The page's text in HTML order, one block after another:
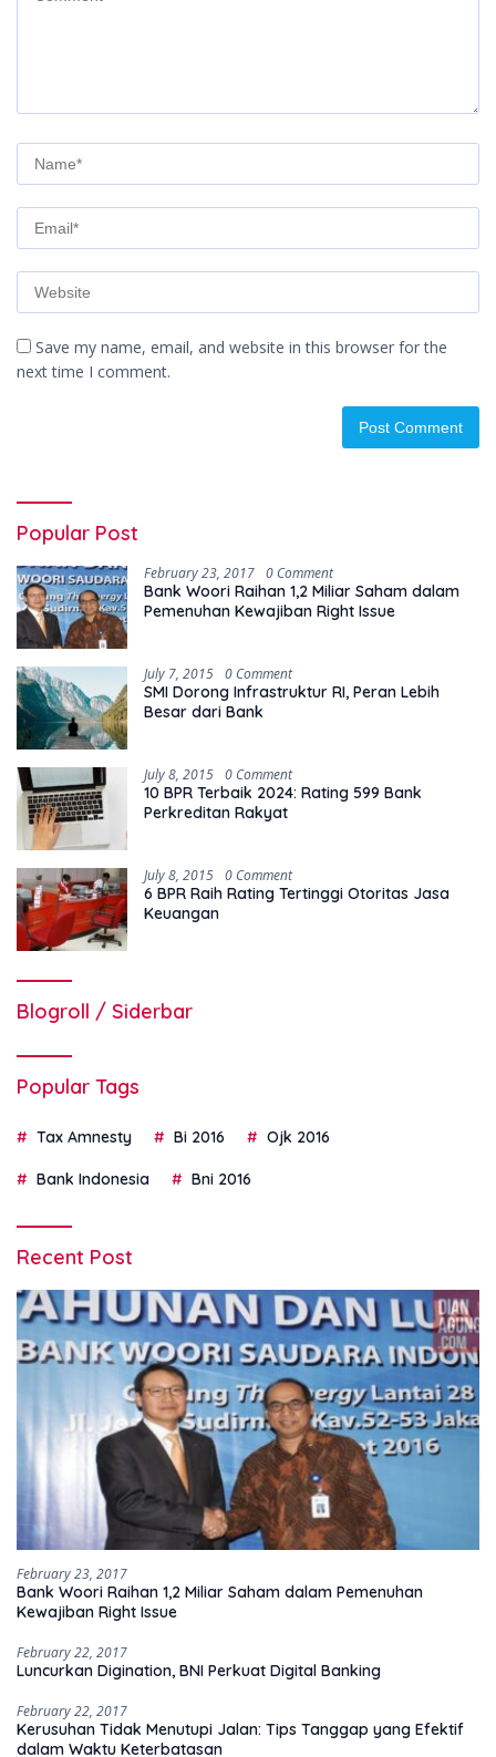
Save my name, email, and website in this browser for the
next time I comment.
Popular Post
February 23, 2017 0 Comment
Bank Woori Raihan 1,2 Miliar Saham dalam
Pemenuhan Kewajiban Right Issue
July 7, 2015 0 Comment
SMI Dorong Infrastruktur RI, Peran Lebih
Besar dari Bank
July 8, 2015 0 Comment
10 BPR Terbaik 2024: Rating 599 Bank
Perkreditan Rakyat
July 8, 2015 0 Comment
6 BPR Raih Rating Tertinggi Otoritas Jasa
Keuangan
Blogroll / Siderbar
Popular Tags
Tax Amnesty Bi 2016 Ojk 2016
Bank Indonesia Bni 2016
Recent Post
February 23, 2017
Bank Woori Raihan 1,2 Miliar Saham dalam Pemenuhan
Kewajiban Right Issue
February 22, 2017
Luncurkan Digination, BNI Perkuat Digital Banking
February 22, 2017
Kerusuhan Tidak Menutupi Jalan: Tips Tanggap yang Efektif
dalam Waktu Keterbatasan